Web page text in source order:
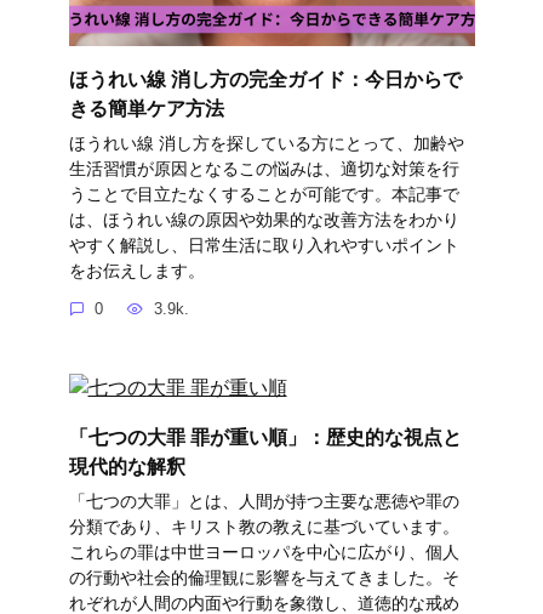
ほうれい線 消し方の完全ガイド：今日からで
きる簡単ケア方法
ほうれい線 消し方を探している方にとって、加齢や
生活習慣が原因となるこの悩みは、適切な対策を行
うことで目立たなくすることが可能です。本記事で
は、ほうれい線の原因や効果的な改善方法をわかり
やすく解説し、日常生活に取り入れやすいポイント
をお伝えします。
0 3.9k.
「七つの大罪 罪が重い順」：歴史的な視点と
現代的な解釈
「七つの大罪」とは、人間が持つ主要な悪徳や罪の
分類であり、キリスト教の教えに基づいています。
これらの罪は中世ヨーロッパを中心に広がり、個人
の行動や社会的倫理観に影響を与えてきました。そ
れぞれが人間の内面や行動を象徴し、道徳的な戒め